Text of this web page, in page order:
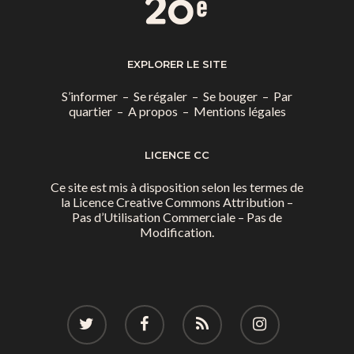
EXPLORER LE SITE
S’informer – Se régaler – Se bouger – Par
quartier– A propos – Mentions légales
LICENCE CC
Ce site est mis à disposition selon les termes de
la Licence Creative Commons Attribution –
Pas d’Utilisation Commerciale – Pas de
Modification.